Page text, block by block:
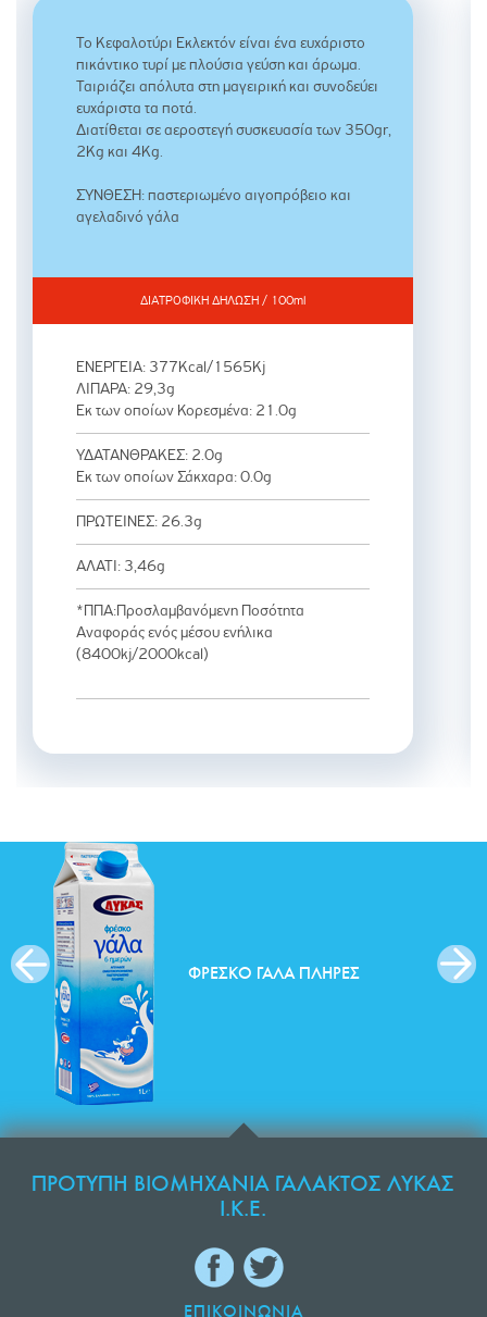
Το Κεφαλοτύρι Εκλεκτόν είναι ένα ευχάριστο
πικάντικο τυρί με πλούσια γεύση και άρωμα.
Ταιριάζει απόλυτα στη μαγειρική και συνοδεύει
ευχάριστα τα ποτά.
Διατίθεται σε αεροστεγή συσκευασία των 350gr,
2Kg και 4Kg.
ΣΥΝΘΕΣΗ: παστεριωμένο αιγοπρόβειο και
αγελαδινό γάλα
ΔΙΑΤΡΟΦΙΚΗ ΔΗΛΩΣΗ / 100ml
ΕΝΕΡΓΕΙΑ: 377Kcal/1565Kj
ΛΙΠΑΡΑ: 29,3g
Εκ των οποίων Κορεσμένα: 21.0g
ΥΔΑΤΑΝΘΡΑΚΕΣ: 2.0g
Εκ των οποίων Σάκχαρα: 0.0g
ΠΡΩΤΕΙΝΕΣ: 26.3g
ΑΛΑΤΙ: 3,46g
*ΠΠΑ:Προσλαμβανόμενη Ποσότητα
Αναφοράς ενός μέσου ενήλικα
(8400kj/2000kcal)
ΦΡΈΣΚΟ ΓΆΛΑ ΠΛΉΡΕΣ
ΠΡΟΤΥΠΗ ΒΙΟΜΗΧΑΝΙΑ ΓΑΛΑΚΤΟΣ ΛΥΚΑΣ
Ι.Κ.Ε.
ΕΠΙΚΟΙΝΩΝΙΑ